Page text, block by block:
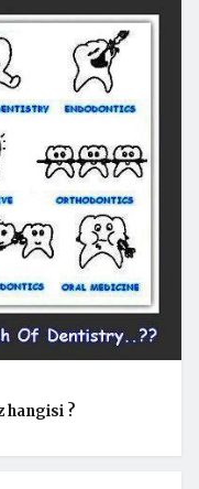
hangisi ?